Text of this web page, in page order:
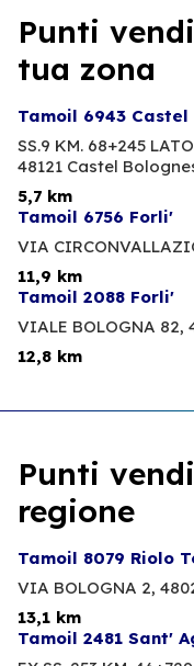
Punti
tua zona
Tamoil 6943 Castel
SS.9 KM. 68+245
48121 Castel
5,7 km
Tamoil 6756 Forli'
VIA
11,9 km
Tamoil 2088 Forli'
VIALE BOLOGNA 82,
12,8 km
Punti
regione
Tamoil 8079 Riolo
VIA BOLOGNA 2,
13,1 km
Tamoil 2481 Sant'